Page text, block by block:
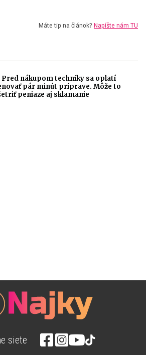
Máte tip na článok? Napíšte nám TU
Pred nákupom techniky sa oplatí
pár minút príprave. Môže to
peniaze aj sklamanie
siete